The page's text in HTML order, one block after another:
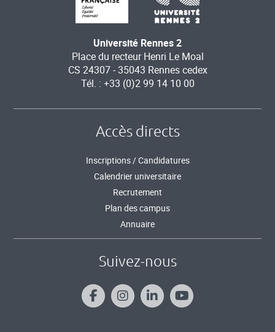
Université Rennes 2
Place du recteur Henri Le Moal
CS 24307 - 35043 Rennes cedex
Tél. : +33 (0)2 99 14 10 00
Accès directs
Inscriptions / Candidatures
Calendrier universitaire
Recrutement
Plan des campus
Annuaire
Suivez-nous